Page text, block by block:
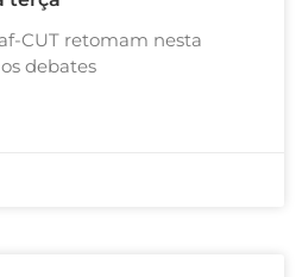
CUT retomam nesta
os debates